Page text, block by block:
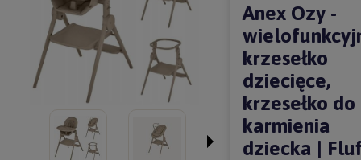
Anex Ozy -
krzesełko
dziecięce,
krzesełko do
karmienia
dziecka |